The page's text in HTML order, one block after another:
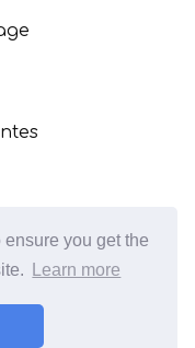
you get the
Learn more
et utiles